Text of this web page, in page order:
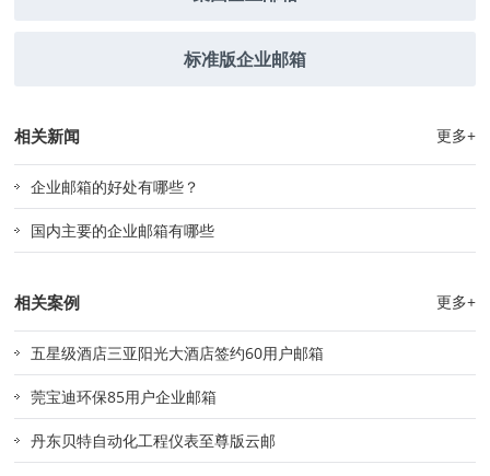
标准版企业邮箱
相关新闻 更多+
企业邮箱的好处有哪些？
国内主要的企业邮箱有哪些
相关案例 更多+
五星级酒店三亚阳光大酒店签约60用户邮箱
莞宝迪环保85用户企业邮箱
丹东贝特自动化工程仪表至尊版云邮